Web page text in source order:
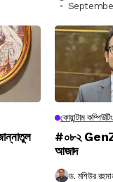
কোয়ান্টাম কম্পিউটিং
#০৮২ GenZ
আজাদ
ড. মশিউর